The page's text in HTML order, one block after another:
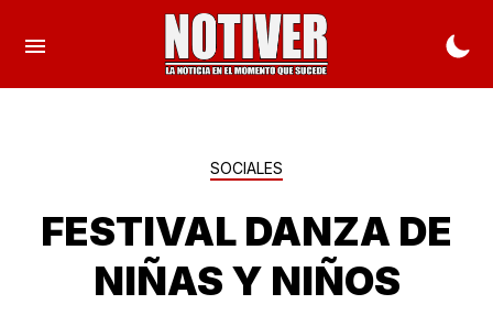
SOCIALES
FESTIVAL DANZA DE
NIÑAS Y NIÑOS